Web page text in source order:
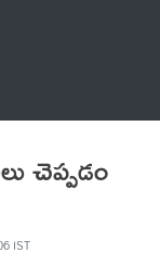
చెప్పడం
IST